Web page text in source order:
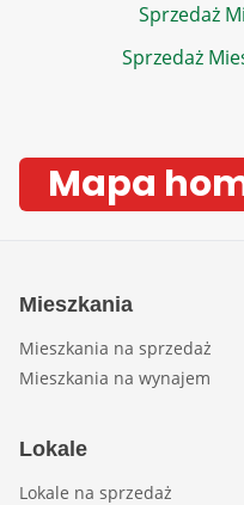
Sprzedaż
Sprzedaż
Mapa
Mieszkania
Mieszkania na sprzedaż
Mieszkania na wynajem
Lokale
Lokale na sprzedaż